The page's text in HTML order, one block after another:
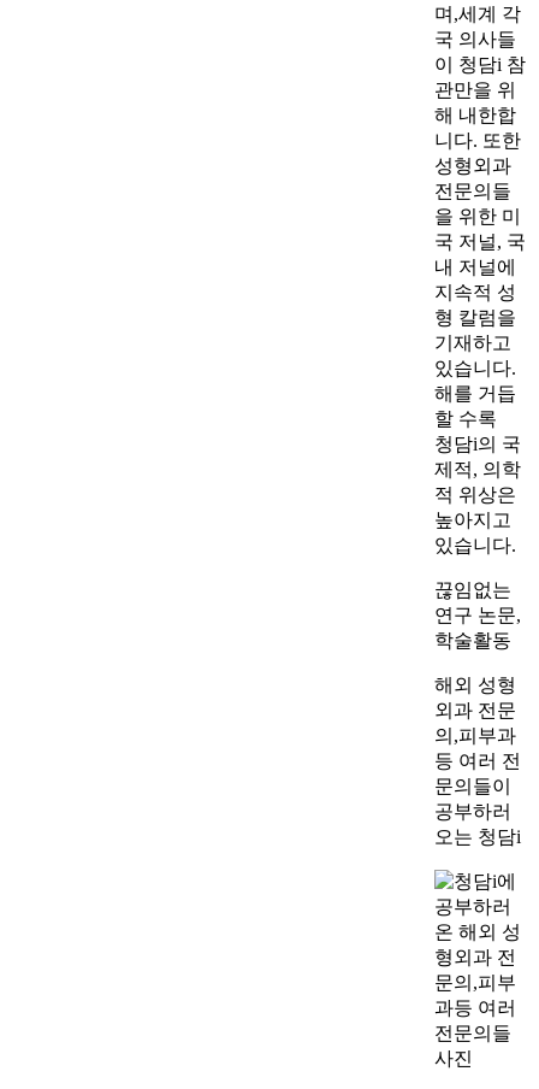
며,세계 각
국 의사들
이 청담i 참
관만을 위
해 내한합
니다. 또한
성형외과
전문의들
을 위한 미
국 저널, 국
내 저널에
지속적 성
형 칼럼을
기재하고
있습니다.
해를 거듭
할 수록
청담i의 국
제적, 의학
적 위상은
높아지고
있습니다.
끊임없는
연구 논문,
학술활동
해외 성형
외과 전문
의,피부과
등 여러 전
문의들이
공부하러
오는 청담i